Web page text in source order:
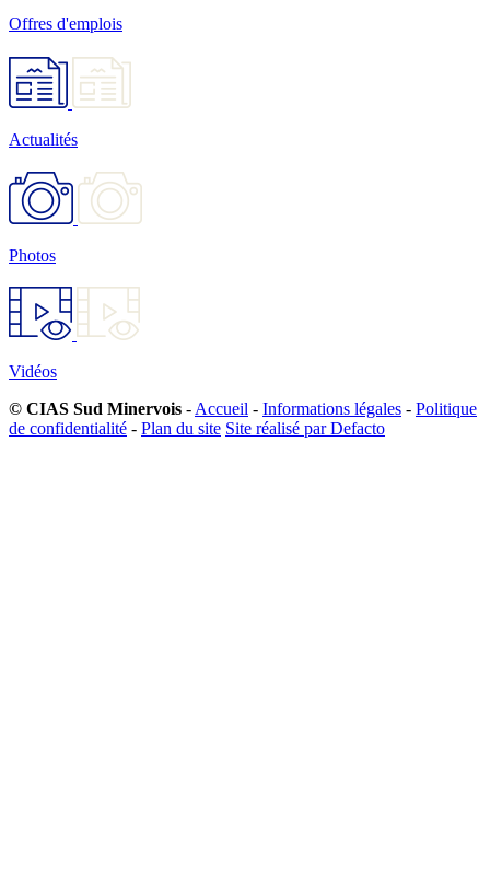
Offres d'emplois
Actualités
Photos
Vidéos
© CIAS Sud Minervois - Accueil - Informations légales - Politique
de confidentialité - Plan du site Site réalisé par Defacto